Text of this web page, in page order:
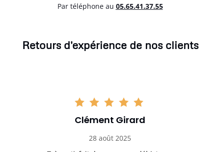
Par téléphone au 05.65.41.37.55
Retours d'expérience de nos clients
Clément Girard
28 août 2025